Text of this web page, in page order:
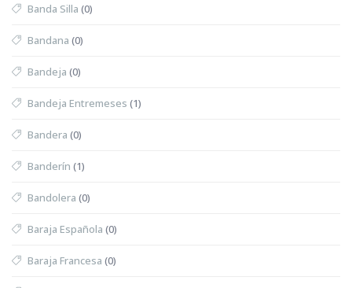
Banda Silla (0)
Bandana (0)
Bandeja (0)
Bandeja Entremeses (1)
Bandera (0)
Banderín (1)
Bandolera (0)
Baraja Española (0)
Baraja Francesa (0)